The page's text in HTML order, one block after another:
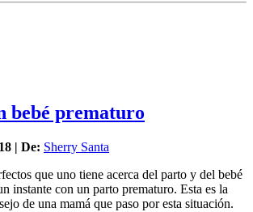
bebé prematuro
| De: Sherry Santa
que uno tiene acerca del parto y del bebé
instante con un parto prematuro. Esta es la
de una mamá que paso por esta situación.